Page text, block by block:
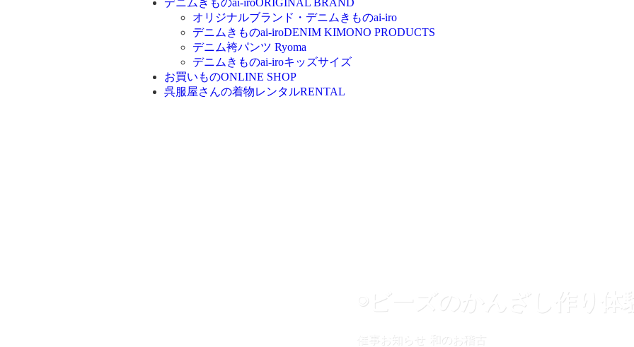
デニムきものai-iroORIGINAL BRAND
オリジナルブランド・デニムきものai-iro
デニムきものai-iroDENIM KIMONO PRODUCTS
デニム袴パンツ Ryoma
デニムきものai-iroキッズサイズ
お買いものONLINE SHOP
呉服屋さんの着物レンタルRENTAL
◉ビーズのかんざし作り体
催事お知らせ
和のお稽古